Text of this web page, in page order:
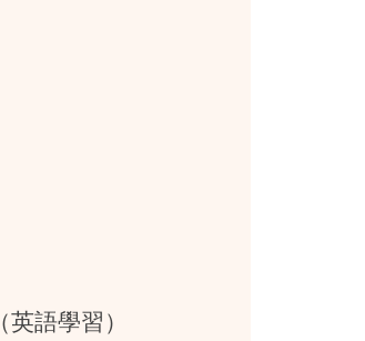
（英語學習）